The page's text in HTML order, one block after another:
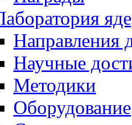
Направления
Научные
Методики
Оборудование